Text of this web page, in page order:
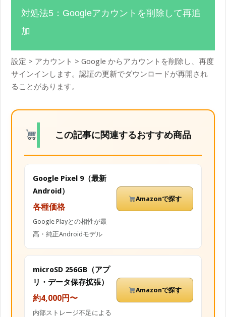
対処法5：Googleアカウントを削除して再追
加
設定 > アカウント > Google からアカウントを削除し、再度
サインインします。認証の更新でダウンロードが再開され
ることがあります。
この記事に関連するおすすめ商品
Google Pixel 9（最新
Android）
各種価格
Google Playとの相性が最
高・純正Androidモデル
Amazonで探す
microSD 256GB（アプ
リ・データ保存拡張）
約4,000円〜
内部ストレージ不足による
Amazonで探す